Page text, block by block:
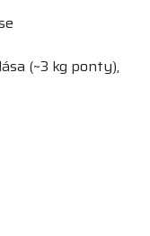
(~3 kg ponty),